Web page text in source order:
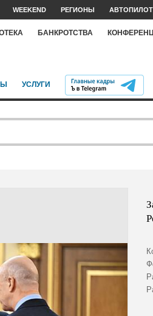
WEEKEND РЕГИОНЫ АВТОПИЛОТ
БАНКРОТСТВА
УСЛУГИ